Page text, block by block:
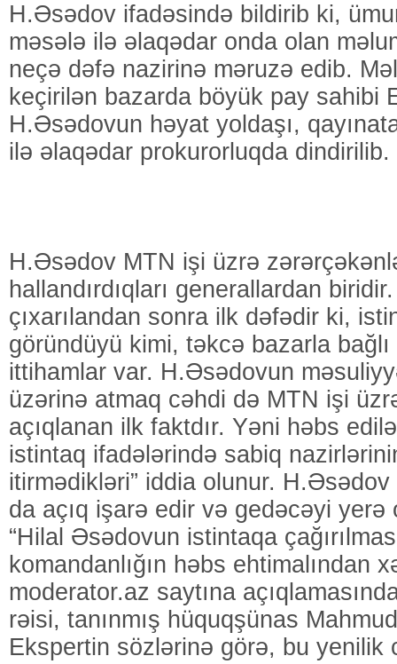
H.Əsədov ifadəsində bildirib ki,
məsələ ilə əlaqədar onda olan
neçə dəfə nazirinə məruzə edib.
keçirilən bazarda böyük pay sahibi
H.Əsədovun həyat yoldaşı,
ilə əlaqədar prokurorluqda dindirilib.
H.Əsədov MTN işi üzrə
hallandırdıqları generallardan
çıxarılandan sonra ilk dəfədir ki,
göründüyü kimi, təkcə bazarla
ittihamlar var. H.Əsədovun
üzərinə atmaq cəhdi də MTN işi
açıqlanan ilk faktdır. Yəni həbs
istintaq ifadələrində sabiq
itirmədikləri” iddia olunur.
da açıq işarə edir və gedəcəyi yerə
“Hilal Əsədovun istintaqa
komandanlığın həbs ehtimalından
moderator.az saytına
rəisi, tanınmış hüquqşünas
Ekspertin sözlərinə görə, bu yenilik